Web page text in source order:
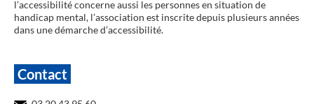
l’accessibilité concerne aussi les personnes en situation de
handicap mental, l’association est inscrite depuis plusieurs années
dans une démarche d’accessibilité.
Contact